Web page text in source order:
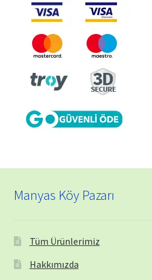
₺ 350,00
Manyas Köy Pazarı
Tüm Ürünlerimiz
Hakkımızda